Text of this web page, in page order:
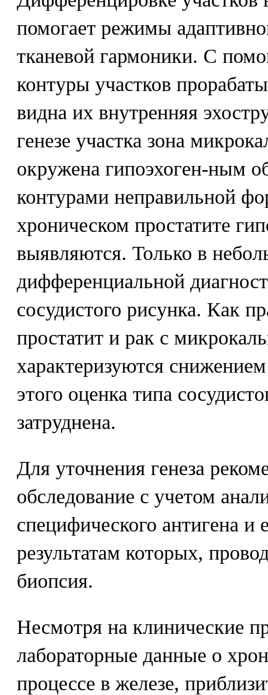
помогает режимы
тканевой гармоники. С
контуры участков
видна их внутренняя
генезе участка зона
окружена гипоэхоген-ным
контурами неправильной
хроническом простатите
выявляются. Только в
дифференциальной
сосудистого рисунка. Как
простатит и рак с
характеризуются
этого оценка типа
затруднена.
Для уточнения генеза
обследование с учетом
специфического антигена и
результатам которых,
биопсия.
Несмотря на клинические
лабораторные данные о
процессе в железе,